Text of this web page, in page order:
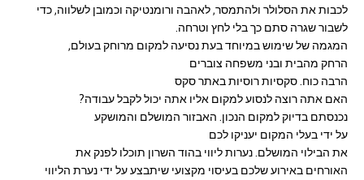
לכבות את הסלולר ולהתמסר, לאהבה ורומנטיקה וכמובן לשלווה, כדי
לשבור שגרה סתם כך בלי לחץ וטרחה.
המגמה של שימוש במיוחד בעת נסיעה למקום מרוחק בעולם,
הרחק מהבית ובני משפחה צוברים
הרבה כוח. סקסיות רוסיות באתר סקס
האם אתה רוצה לנסוע למקום אליו אתה יכול לקבל עבודה?
נכנסתם בדיוק למקום הנכון. האבזור המושלם והמושקע
על ידי בעלי המקום יעניקו לכם
את הבילוי המושלם. נערות ליווי בהוד השרון תוכלו לפנק את
האורחים באירוע שלכם בעיסוי מקצועי שיתבצע על ידי נערת הליווי